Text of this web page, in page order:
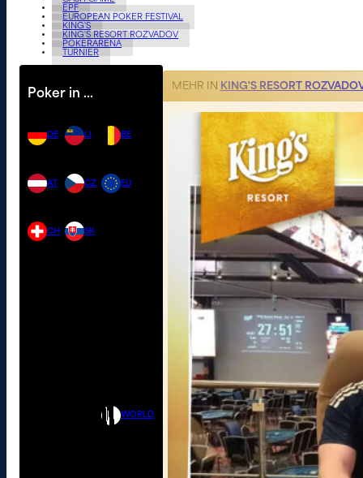
EPF
EUROPEAN POKER FESTIVAL
KING'S
KING'S RESORT ROZVADOV
POKERARENA
TURNIER
Poker in …
DE
AT
CH
LI
CZ
SK
BE
EU
WORLD
MEHR IN KING'S RESORT